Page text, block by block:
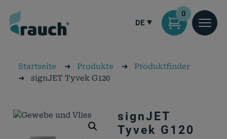
DE
0
Startseite ➜ Produkte ➜ Produktfinder
➜signJET Tyvek G120
signJET
Tyvek G120